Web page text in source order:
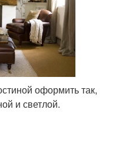
оформить так,
и светлой.